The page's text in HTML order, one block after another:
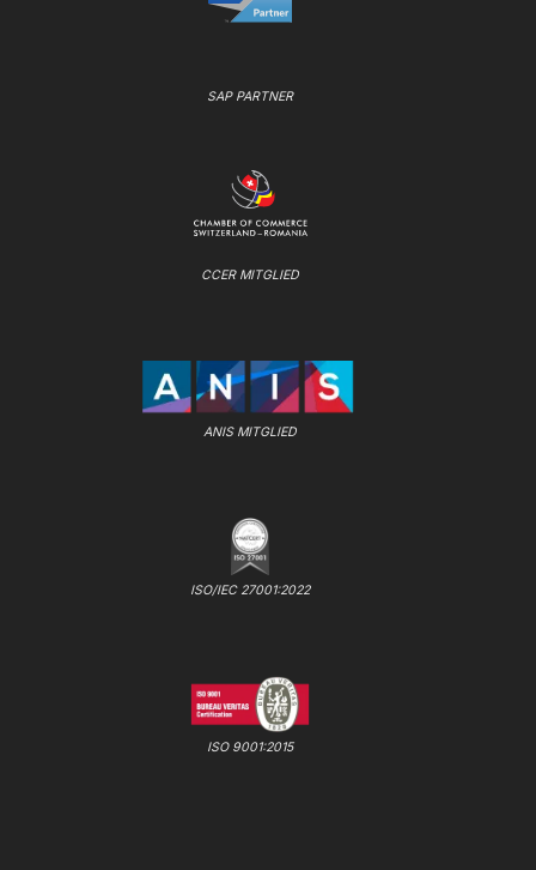
SAP PARTNER
CCER MITGLIED
ANIS MITGLIED
ISO/IEC 27001:2022
ISO 9001:2015